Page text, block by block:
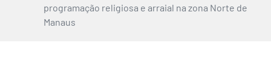
programação religiosa e arraial na zona Norte de
Manaus